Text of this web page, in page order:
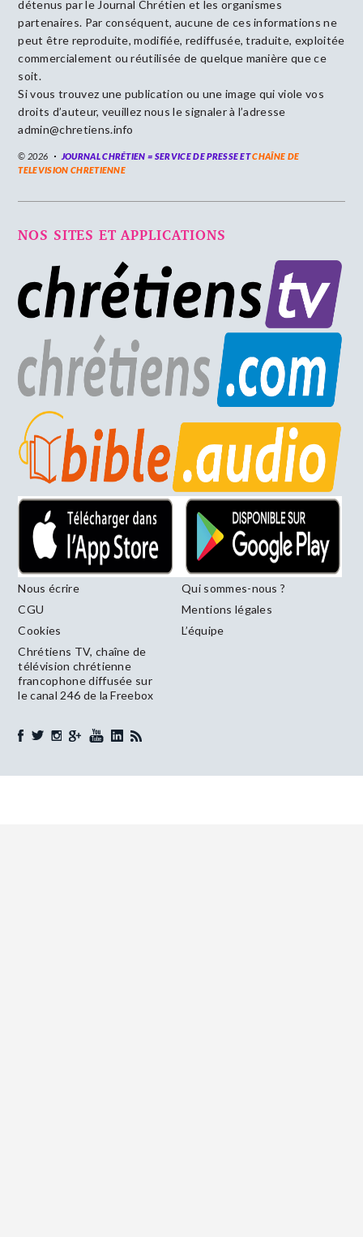
détenus par le Journal Chrétien et les organismes
partenaires. Par conséquent, aucune de ces informations ne
peut être reproduite, modifiée, rediffusée, traduite, exploitée
commercialement ou réutilisée de quelque manière que ce
soit.
Si vous trouvez une publication ou une image qui viole vos
droits d’auteur, veuillez nous le signaler à l’adresse
admin@chretiens.info
© 2026 JOURNAL CHRÉTIEN = SERVICE DE PRESSE ETCHAÎNE DE
TELEVISION CHRETIENNE
NOS SITES ET APPLICATIONS
Nous écrire
Qui sommes-nous ?
CGU
Mentions légales
Cookies
L’équipe
Chrétiens TV, chaîne de
télévision chrétienne
francophone diffusée sur
le canal 246 de la Freebox